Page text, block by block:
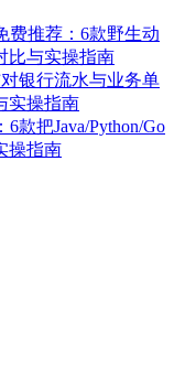
费推荐：6款野生动
比与实操指南
银行流水与业务单
实操指南
款把Java/Python/Go
操指南